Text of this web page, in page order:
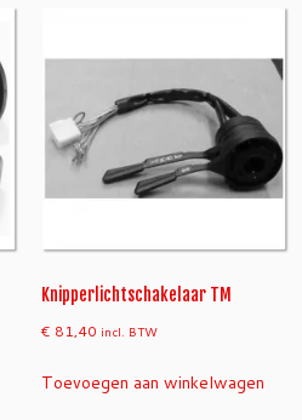
Knipperlichtschakelaar TM
€ 81,40 incl. BTW
Toevoegen aan winkelwagen